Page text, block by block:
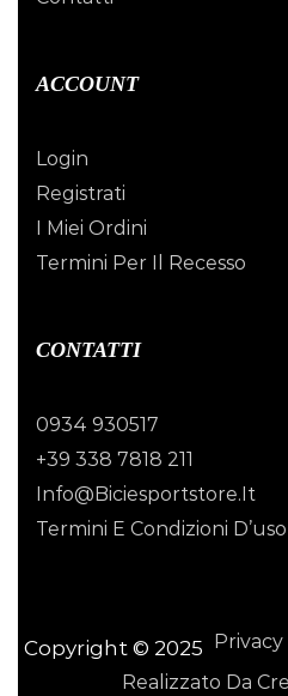
ACCOUNT
Login
Registrati
I Miei Ordini
Termini Per Il Recesso
CONTATTI
0934 930517
+39 338 7818 211
Info@biciesportstore.it
Termini E Condizioni D’uso
Copyright © 2025 Privacy
Realizzato Da